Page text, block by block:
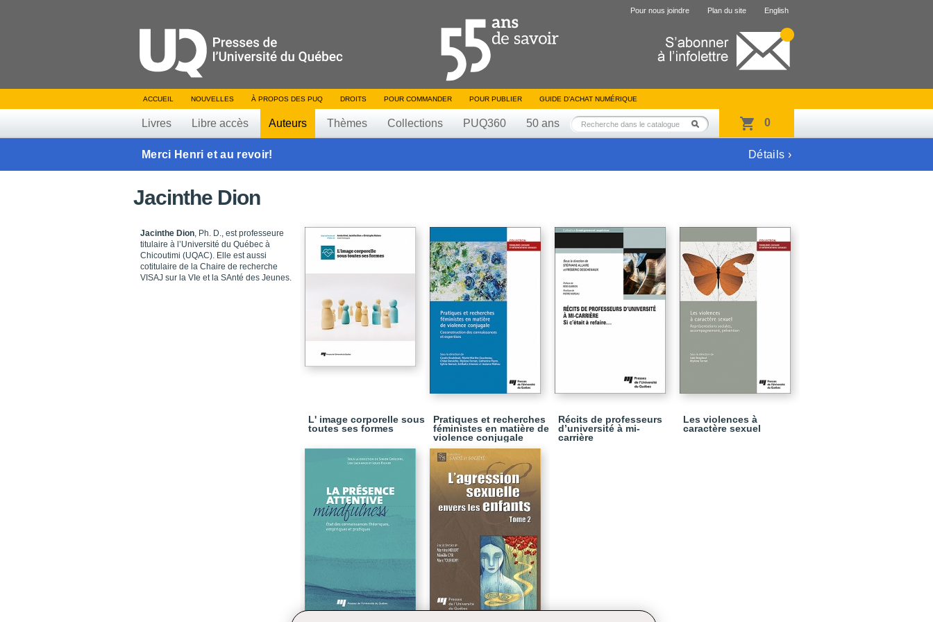
Pour nous joindre Plan du site English
ACCUEIL NOUVELLES À PROPOS DES PUQ DROITS POUR COMMANDER POUR PUBLIER GUIDE D’ACHAT NUMÉRIQUE
Livres Libre accès Auteurs Thèmes Collections PUQ360 50 ans 0
Merci Henri et au revoir! Détails ›
Jacinthe Dion
Jacinthe Dion, Ph. D., est professeure
titulaire à l’Université du Québec à
Chicoutimi (UQAC). Elle est aussi
cotitulaire de la Chaire de recherche
VISAJ sur la VIe et la SAnté des Jeunes.
L' image corporelle sous
toutes ses formes
Pratiques et recherches
féministes en matière de
violence conjugale
Récits de professeurs
d’université à mi-
carrière
Les violences à
caractère sexuel